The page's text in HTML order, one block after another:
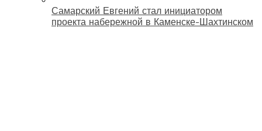
Самарский Евгений стал инициатором
проекта набережной в Каменске-Шахтинском